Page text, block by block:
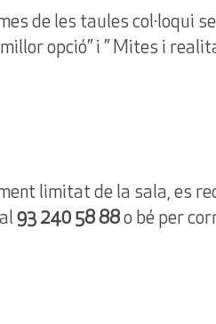
de les taules col·loqui
opció” i ” Mites i
limitat de la sala, es
93 240 58 88o bé per